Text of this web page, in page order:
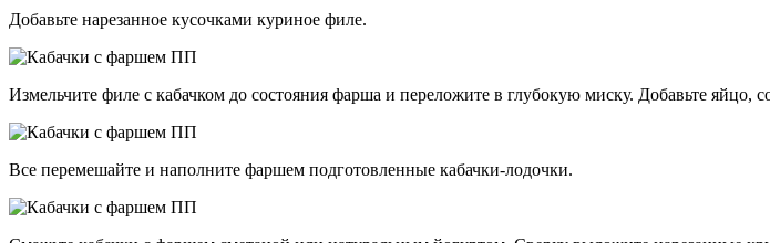
Добавьте нарезанное кусочками куриное филе.
Измельчите филе с кабачком до состояния фарша и переложите в глубокую миску. Добавьте яйцо,
Все перемешайте и наполните фаршем подготовленные кабачки-лодочки.